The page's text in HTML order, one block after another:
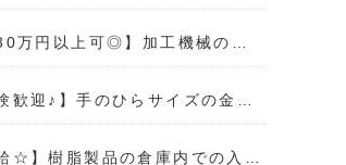
万円以上可◎】加工機械の…
歓迎♪】手のひらサイズの金…
☆】樹脂製品の倉庫内での入…